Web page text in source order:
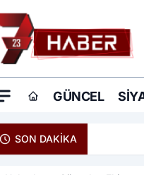
GÜNCEL
SON DAKİKA